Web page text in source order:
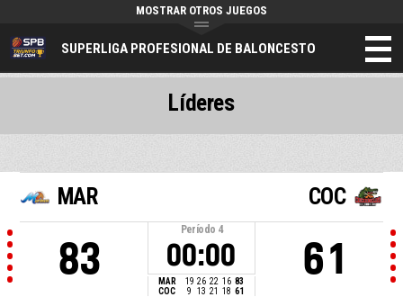
SUPERLIGA PROFESIONAL DE BALONCESTO
MOSTRAR OTROS JUEGOS
MAR
83
Período 4
00:00
MAR 19 26 22 16 83
COC
9 13 21 18 61
COC
61
Líderes